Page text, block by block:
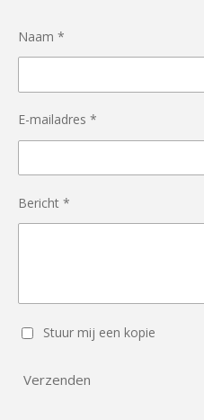
Naam *
E-mailadres *
Bericht *
Stuur mij een kopie
Verzenden